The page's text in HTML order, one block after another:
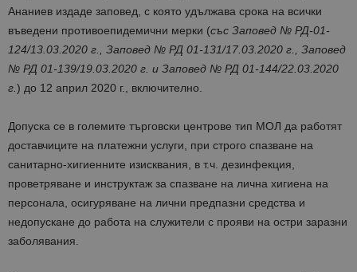
Ананиев издаде заповед, с която удължава срока на всички
въведени противоепидемични мерки (със Заповед № РД-01-
124/13.03.2020 г., Заповед № РД 01-131/17.03.2020 г., Заповед
№ РД 01-139/19.03.2020 г. и Заповед № РД 01-144/22.03.2020
г.) до 12 април 2020 г., включително.
Допуска се в големите търговски центрове тип МОЛ да работят
доставчиците на платежни услуги, при строго спазване на
санитарно-хигиенните изисквания, в т.ч. дезинфекция,
проветряване и инструктаж за спазване на лична хигиена на
персонала, осигуряване на лични предпазни средства и
недопускане до работа на служители с прояви на остри заразни
заболявания.